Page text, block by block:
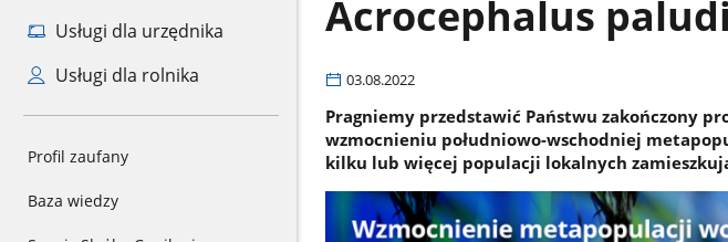
Usługi dla urzędnika
Usługi dla rolnika
Profil zaufany
Baza wiedzy
Acrocephalus
03.08.2022
Pragniemy przedstawić Państwu zakończony
wzmocnieniu południowo-wschodniej
kilku lub więcej populacji lokalnych